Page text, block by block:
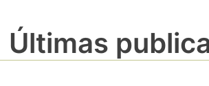
Últimas